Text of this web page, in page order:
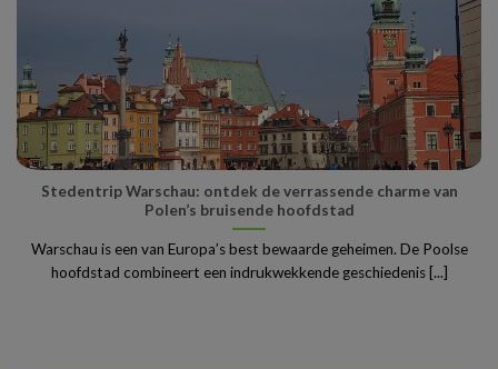
Stedentrip Warschau: ontdek de verrassende charme van
Polen’s bruisende hoofdstad
Warschau is een van Europa’s best bewaarde geheimen. De Poolse
hoofdstad combineert een indrukwekkende geschiedenis [...]